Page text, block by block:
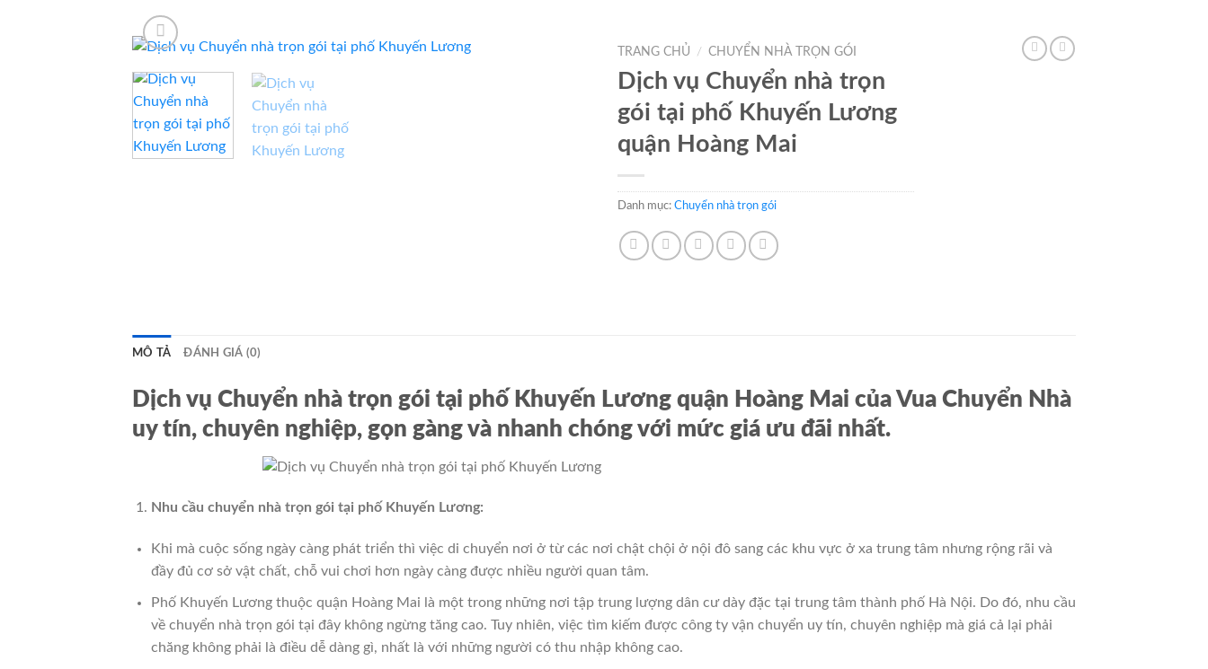
TRANG CHỦ / CHUYỂN NHÀ TRỌN GÓI
Dịch vụ Chuyển nhà trọn
gói tại phố Khuyến Lương
quận Hoàng Mai
Danh mục: Chuyển nhà trọn gói
MÔ TẢ ĐÁNH GIÁ (0)
Dịch vụ Chuyển nhà trọn gói tại phố Khuyến Lương quận Hoàng Mai của Vua Chuyển Nhà
uy tín, chuyên nghiệp, gọn gàng và nhanh chóng với mức giá ưu đãi nhất.
Nhu cầu chuyển nhà trọn gói tại phố Khuyến Lương:
Khi mà cuộc sống ngày càng phát triển thì việc di chuyển nơi ở từ các nơi chật chội ở nội đô sang các khu vực ở xa trung tâm nhưng rộng rãi và
đầy đủ cơ sở vật chất, chỗ vui chơi hơn ngày càng được nhiều người quan tâm.
Phố Khuyến Lương thuộc quận Hoàng Mai là một trong những nơi tập trung lượng dân cư dày đặc tại trung tâm thành phố Hà Nội. Do đó, nhu cầu
về chuyển nhà trọn gói tại đây không ngừng tăng cao. Tuy nhiên, việc tìm kiếm được công ty vận chuyển uy tín, chuyên nghiệp mà giá cả lại phải
chăng không phải là điều dễ dàng gì, nhất là với những người có thu nhập không cao.